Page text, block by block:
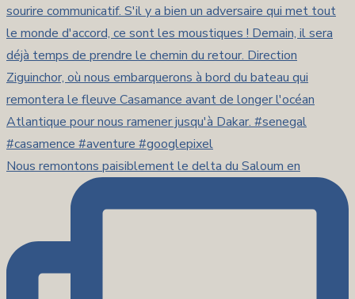
Nous remontons paisiblement le delta du Saloum en